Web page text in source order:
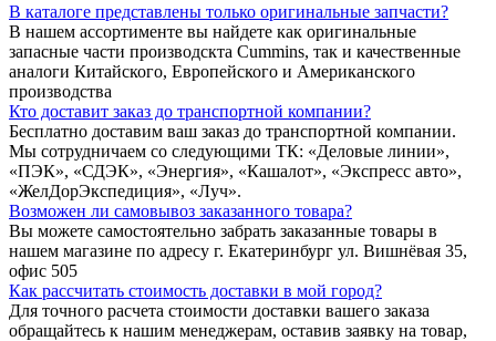
В каталоге представлены только оригинальные запчасти?
В нашем ассортименте вы найдете как оригинальные
запасные части производскта Cummins, так и качественные
аналоги Китайского, Европейского и Американского
производства
Кто доставит заказ до транспортной компании?
Бесплатно доставим ваш заказ до транспортной компании.
Мы сотрудничаем со следующими ТК: «Деловые линии»,
«ПЭК», «СДЭК», «Энергия», «Кашалот», «Экспресс авто»,
«ЖелДорЭкспедиция», «Луч».
Возможен ли самовывоз заказанного товара?
Вы можете самостоятельно забрать заказанные товары в
нашем магазине по адресу г. Екатеринбург ул. Вишнёвая 35,
офис 505
Как рассчитать стоимость доставки в мой город?
Для точного расчета стоимости доставки вашего заказа
обращайтесь к нашим менеджерам, оставив заявку на товар,